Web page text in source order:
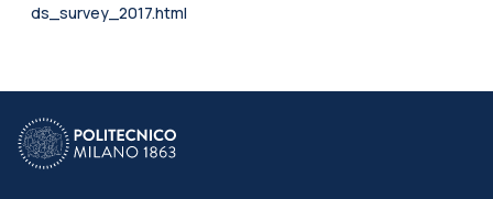
ds_survey_2017.html